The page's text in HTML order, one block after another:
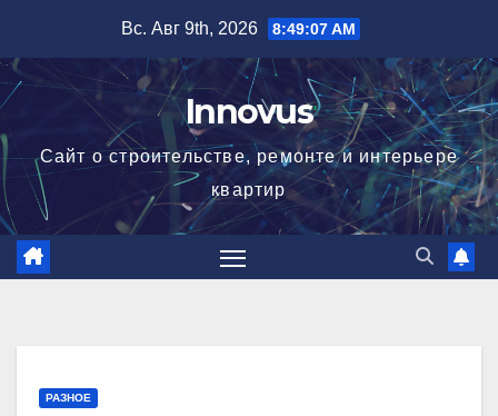
содержимому
Вс. Авг 9th, 2026 8:49:07 AM
Innovus
Сайт о строительстве, ремонте и интерьере
квартир
РАЗНОЕ